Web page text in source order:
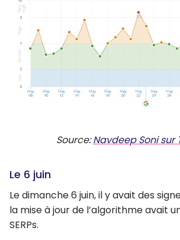
Source:Navdeep Soni sur
Le 6 juin
Le dimanche 6 juin, il y avait des
la mise à jour de l’algorithme avait
SERPs.